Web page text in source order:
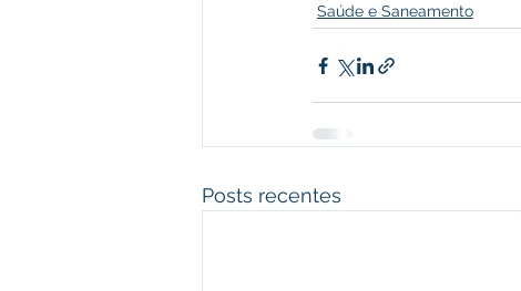
Saúde e Saneamento
Posts recentes